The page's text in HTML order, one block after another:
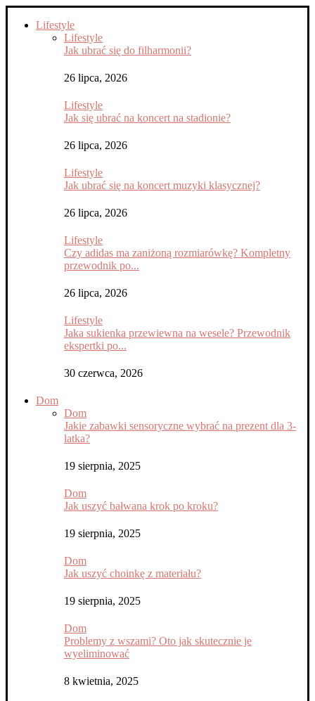
Lifestyle
Lifestyle
Jak ubrać się do filharmonii?
26 lipca, 2026
Lifestyle
Jak się ubrać na koncert na stadionie?
26 lipca, 2026
Lifestyle
Jak ubrać się na koncert muzyki klasycznej?
26 lipca, 2026
Lifestyle
Czy adidas ma zaniżoną rozmiarówkę? Kompletny
przewodnik po...
26 lipca, 2026
Lifestyle
Jaka sukienka przewiewna na wesele? Przewodnik
ekspertki po...
30 czerwca, 2026
Dom
Dom
Jakie zabawki sensoryczne wybrać na prezent dla 3-
latka?
19 sierpnia, 2025
Dom
Jak uszyć bałwana krok po kroku?
19 sierpnia, 2025
Dom
Jak uszyć choinkę z materiału?
19 sierpnia, 2025
Dom
Problemy z wszami? Oto jak skutecznie je
wyeliminować
8 kwietnia, 2025